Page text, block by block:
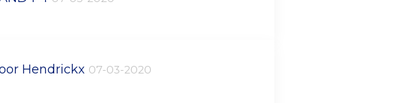
Hendrickx 07-03-2020